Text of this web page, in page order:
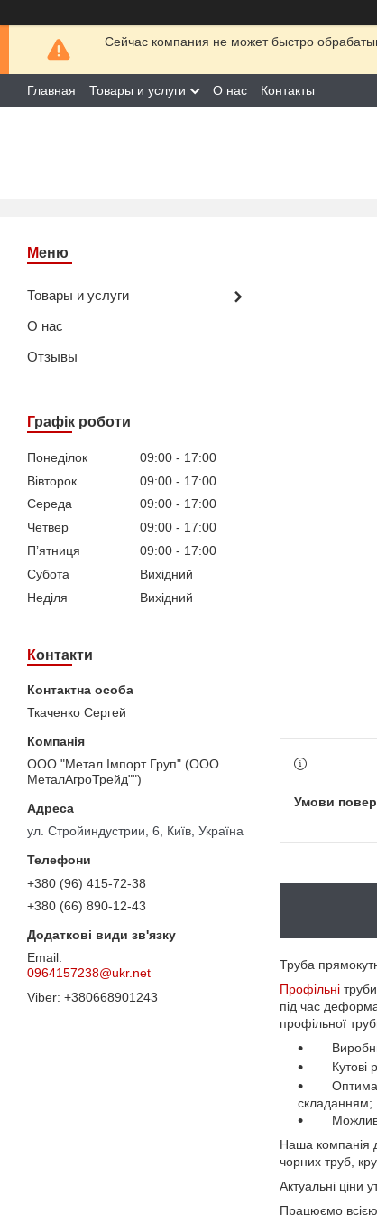
Сейчас компания не может быстро
Главная Товары и услуги О нас Контакты
Товары и услуги
О нас
Отзывы
Графік роботи
Понеділок 09:00
17:00
Вівторок
09:00
17:00
Середа
09:00
17:00
Четвер
09:00
17:00
Пʼятниця
09:00
17:00
Субота
Вихідний
Неділя
Вихідний
Контакти
Ткаченко Сергей
ООО "Метал Імпорт Груп" (ООО
МеталАгроТрейд"")
ул. Стройиндустрии, 6, Київ, Україна
+380 (96) 415-72-38
+380 (66) 890-12-43
0964157238@ukr.net
+380668901243
Труба
Профільні
під час
профільної
Кутові
складанням;
Наша компанія
чорних труб,
Актуальні ціни
Працюємо всією